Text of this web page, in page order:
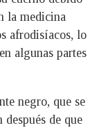
la medicina
afrodisíacos, lo
algunas partes
negro, que se
de que